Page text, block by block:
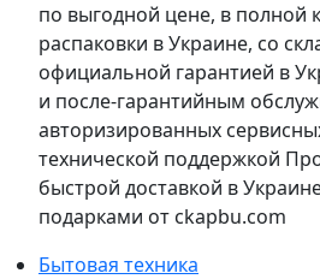
по выгодной цене, в полной
распаковки в Украине, со
официальной гарантией в
и после-гарантийным
авторизированных
технической поддержкой
быстрой доставкой в
подарками от ckapbu.com
Бытовая техника